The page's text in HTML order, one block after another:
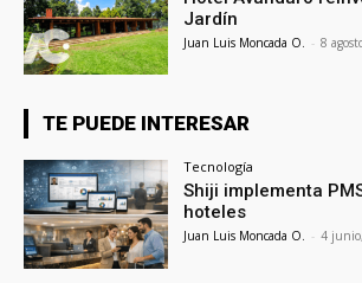
Jardín
Juan Luis Moncada O. - 8
TE PUEDE INTERESAR
Tecnología
Shiji implementa
hoteles
Juan Luis Moncada O. - 4